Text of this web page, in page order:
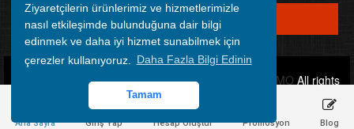
Ziyaretçilerin ürünlerimiz ve hizmetlerimizle
nasıl etkileşimde bulunduğuna dair bilgi
edinmek ve daha iyi hizmet sunabilmek için
çerezler kullanıyoruz.
Daha Fazla Bilgi Edinin
Tamam
Ana Sayfa Giriş Yap Hesap Oluştur Promosyon Blog
Satış İşlemleri
Copyright © 2012 - 2026 Tüm Hakları Saklıdır. OFİSİMO All rights